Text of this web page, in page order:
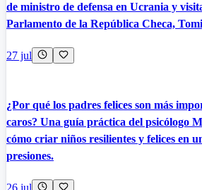
de ministro de defensa en Ucrania y
Parlamento de la República Checa,
27 jul
¿Por qué los padres felices son más
caros? Una guía práctica del psicólogo
cómo criar niños resilientes y felices en
presiones.
26 jul